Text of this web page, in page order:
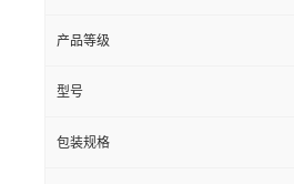
产品等级
型号
包装规格